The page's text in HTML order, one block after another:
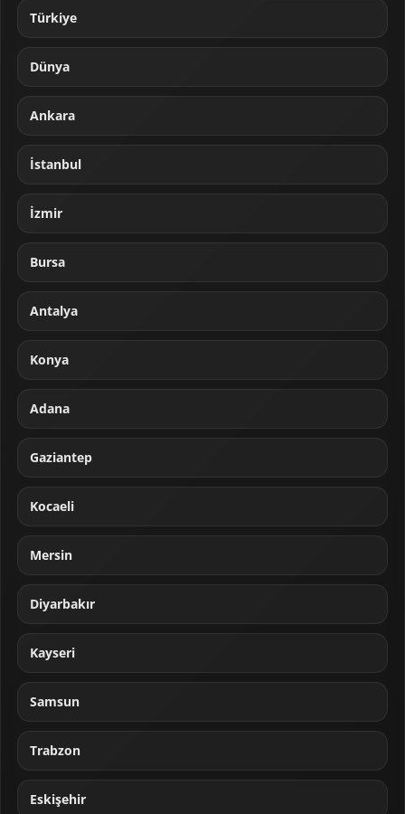
Türkiye
Dünya
Ankara
İstanbul
İzmir
Bursa
Antalya
Konya
Adana
Gaziantep
Kocaeli
Mersin
Diyarbakır
Kayseri
Samsun
Trabzon
Eskişehir